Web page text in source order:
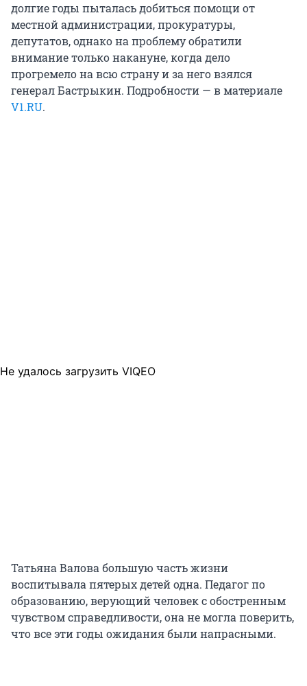
долгие годы пыталась добиться помощи от
местной администрации, прокуратуры,
депутатов, однако на проблему обратили
внимание только накануне, когда дело
прогремело на всю страну и за него взялся
генерал Бастрыкин. Подробности — в материале
V1.RU.
Не удалось загрузить VIQEO
Татьяна Валова большую часть жизни
воспитывала пятерых детей одна. Педагог по
образованию, верующий человек с обостренным
чувством справедливости, она не могла поверить,
что все эти годы ожидания были напрасными.